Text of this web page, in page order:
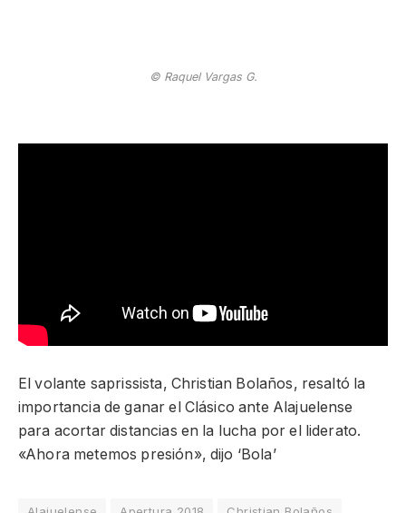
© Raquel Vargas G.
El volante saprissista, Christian Bolaños, resaltó la
importancia de ganar el Clásico ante Alajuelense
para acortar distancias en la lucha por el liderato.
«Ahora metemos presión», dijo ‘Bola’